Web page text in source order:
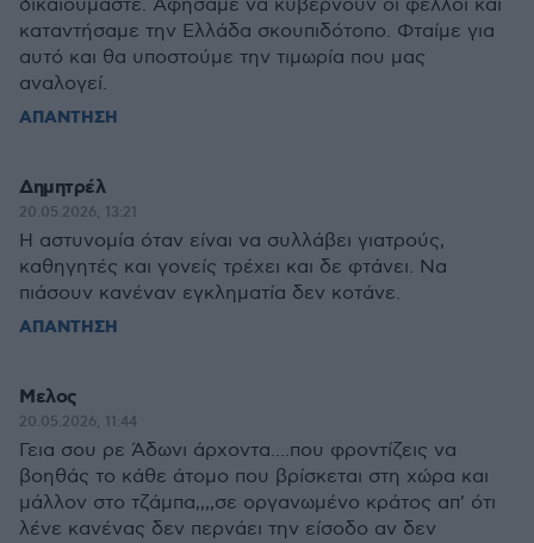
δικαιούμαστε. Αφήσαμε να κυβερνούν οι φελλοί και
καταντήσαμε την Ελλάδα σκουπιδότοπο. Φταίμε για
αυτό και θα υποστούμε την τιμωρία που μας
αναλογεί.
ΑΠΑΝΤΗΣΗ
Δημητρέλ
20.05.2026, 13:21
Η αστυνομία όταν είναι να συλλάβει γιατρούς,
καθηγητές και γονείς τρέχει και δε φτάνει. Να
πιάσουν κανέναν εγκληματία δεν κοτάνε.
ΑΠΑΝΤΗΣΗ
Μελος
20.05.2026, 11:44
Γεια σου ρε Άδωνι άρχοντα....που φροντίζεις να
βοηθάς το κάθε άτομο που βρίσκεται στη χώρα και
μάλλον στο τζάμπα,,,,σε οργανωμένο κράτος απ' ότι
λένε κανένας δεν περνάει την είσοδο αν δεν